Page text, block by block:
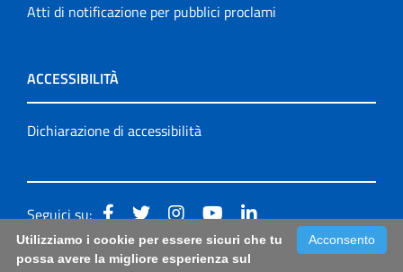
Atti di notificazione per pubblici proclami
ACCESSIBILITÀ
Dichiarazione di accessibilità
Seguici su:
Accessibilità: form di segnalazione di prima istanza per
Acconsento
Utilizziamo i cookie per essere sicuri che tu
possa avere la migliore esperienza sul